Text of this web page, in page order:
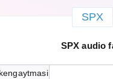
SPX
SPX audio